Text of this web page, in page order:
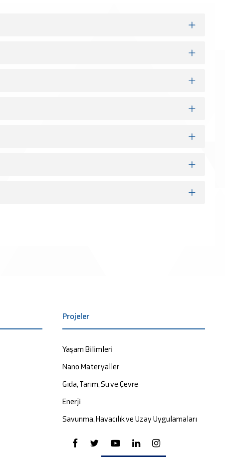
Projeler
Yaşam Bilimleri
Nano Materyaller
Gıda, Tarım, Su ve Çevre
Enerji
Savunma, Havacılık ve Uzay Uygulamaları